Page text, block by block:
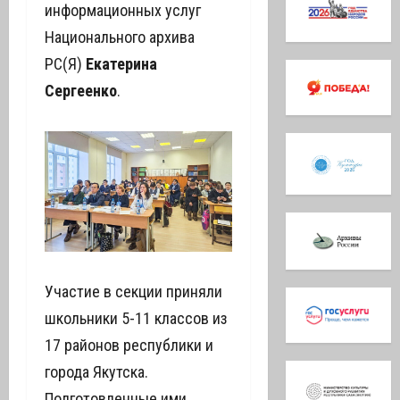
информационных услуг
Национального архива
РС(Я) Екатерина
Сергеенко.
Участие в секции приняли
школьники 5-11 классов из
17 районов республики и
города Якутска.